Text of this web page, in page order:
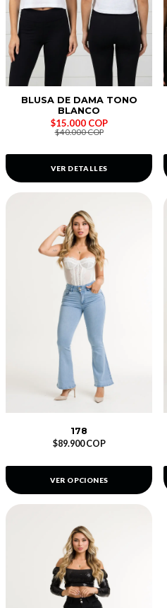
BLUSA DE DAMA TONO
BLANCO
$15.000 COP
$40.000 COP
VER DETALLES
178
$89.900 COP
VER OPCIONES